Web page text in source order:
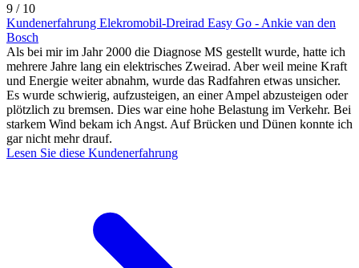
9 / 10
Kundenerfahrung Elekromobil-Dreirad Easy Go - Ankie van den
Bosch
Als bei mir im Jahr 2000 die Diagnose MS gestellt wurde, hatte ich
mehrere Jahre lang ein elektrisches Zweirad. Aber weil meine Kraft
und Energie weiter abnahm, wurde das Radfahren etwas unsicher.
Es wurde schwierig, aufzusteigen, an einer Ampel abzusteigen oder
plötzlich zu bremsen. Dies war eine hohe Belastung im Verkehr. Bei
starkem Wind bekam ich Angst. Auf Brücken und Dünen konnte ich
gar nicht mehr drauf.
Lesen Sie diese Kundenerfahrung